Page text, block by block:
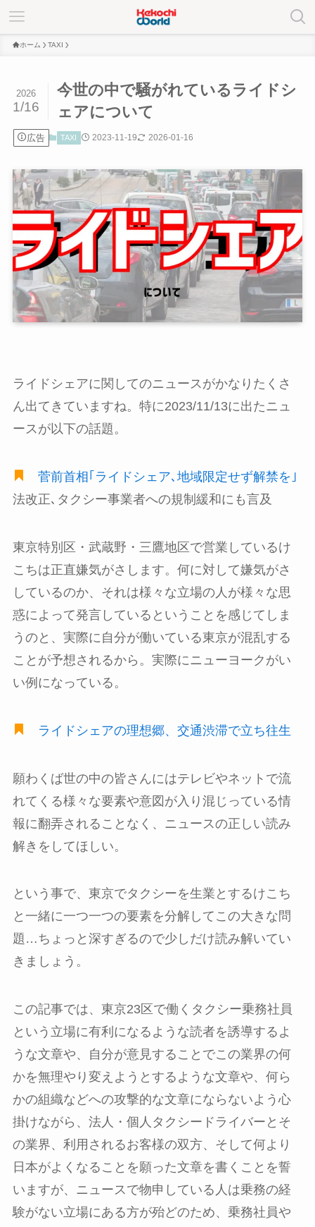
ホーム TAXI
今世の中で騒がれているライドシ
ェアについて
2026
1/16
広告 TAXI 2023-11-19 2026-01-16
ライドシェアに関してのニュースがかなりたくさ
ん出てきていますね。特に2023/11/13に出たニュ
ースが以下の話題。
菅前首相｢ライドシェア､地域限定せず解禁を｣
法改正､タクシー事業者への規制緩和にも言及
東京特別区・武蔵野・三鷹地区で営業しているけ
こちは正直嫌気がさします。何に対して嫌気がさ
しているのか、それは様々な立場の人が様々な思
惑によって発言しているということを感じてしま
うのと、実際に自分が働いている東京が混乱する
ことが予想されるから。実際にニューヨークがい
い例になっている。
ライドシェアの理想郷、交通渋滞で立ち往生
願わくば世の中の皆さんにはテレビやネットで流
れてくる様々な要素や意図が入り混じっている情
報に翻弄されることなく、ニュースの正しい読み
解きをしてほしい。
という事で、東京でタクシーを生業とするけこち
と一緒に一つ一つの要素を分解してこの大きな問
題…ちょっと深すぎるので少しだけ読み解いてい
きましょう。
この記事では、東京23区で働くタクシー乗務社員
という立場に有利になるような読者を誘導するよ
うな文章や、自分が意見することでこの業界の何
かを無理やり変えようとするような文章や、何ら
かの組織などへの攻撃的な文章にならないよう心
掛けながら、法人・個人タクシードライバーとそ
の業界、利用されるお客様の双方、そして何より
日本がよくなることを願った文章を書くことを誓
いますが、ニュースで物申している人は乗務の経
験がない立場にある方が殆どのため、乗務社員や